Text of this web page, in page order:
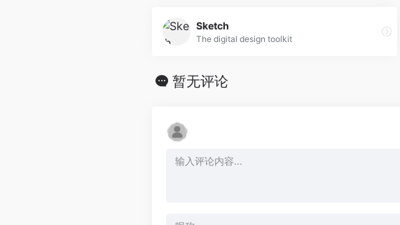
Sketch
The digital design toolkit
暂无评论